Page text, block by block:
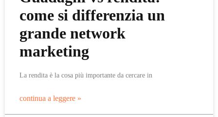
come si differenzia un
grande network
marketing
La rendita è la cosa più importante da cercare in
continua a leggere »